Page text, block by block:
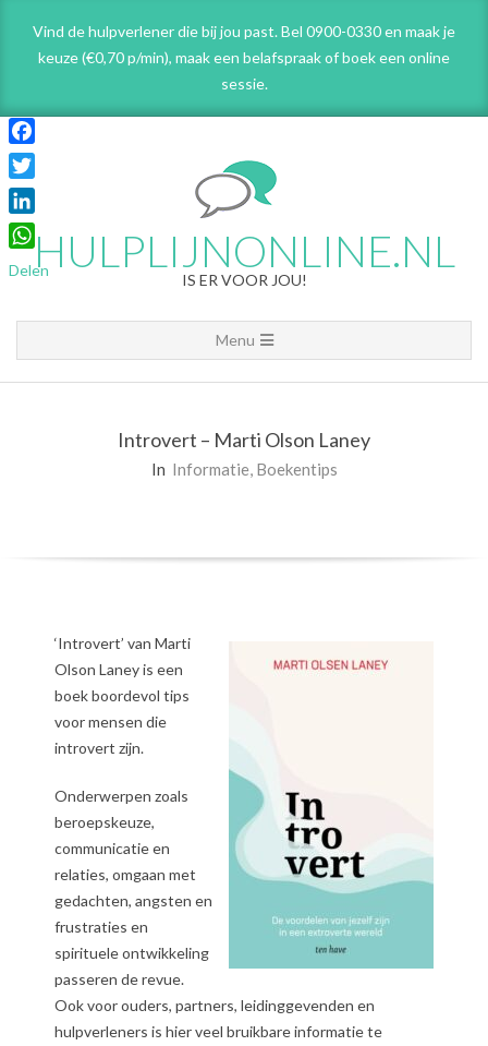
content
Vind de hulpverlener die bij jou past. Bel 0900-0330 en maak je
keuze (€0,70 p/min), maak een belafspraakof boek een online
sessie.
HULPLIJNONLINE.NL
IS ER VOOR JOU!
Navigation
Menu
Menu
Introvert – Marti Olson Laney
In Informatie, Boekentips
‘Introvert’ van Marti
Olson Laney is een
boek boordevol tips
voor mensen die
introvert zijn.
Onderwerpen zoals
beroepskeuze,
communicatie en
relaties, omgaan met
gedachten, angsten en
frustraties en
spirituele ontwikkeling
passeren de revue.
Ook voor ouders, partners, leidinggevenden en
hulpverleners is hier veel bruikbare informatie te
Facebook
Twitter
LinkedIn
WhatsApp
Delen